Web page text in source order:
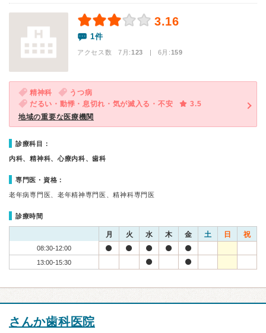
3.16
1件
アクセス数 7月:123 | 6月:159
精神科
うつ病
だるい・動悸・息切れ・気が滅入る・不安
3.5
地域の重要な医療機関
診療科目：
内科、精神科、心療内科、歯科
専門医・資格：
老年病専門医、老年精神専門医、精神科専門医
診療時間
月 火 水 木 金 土 日 祝
08:30-12:00
13:00-15:30
さんか歯科医院